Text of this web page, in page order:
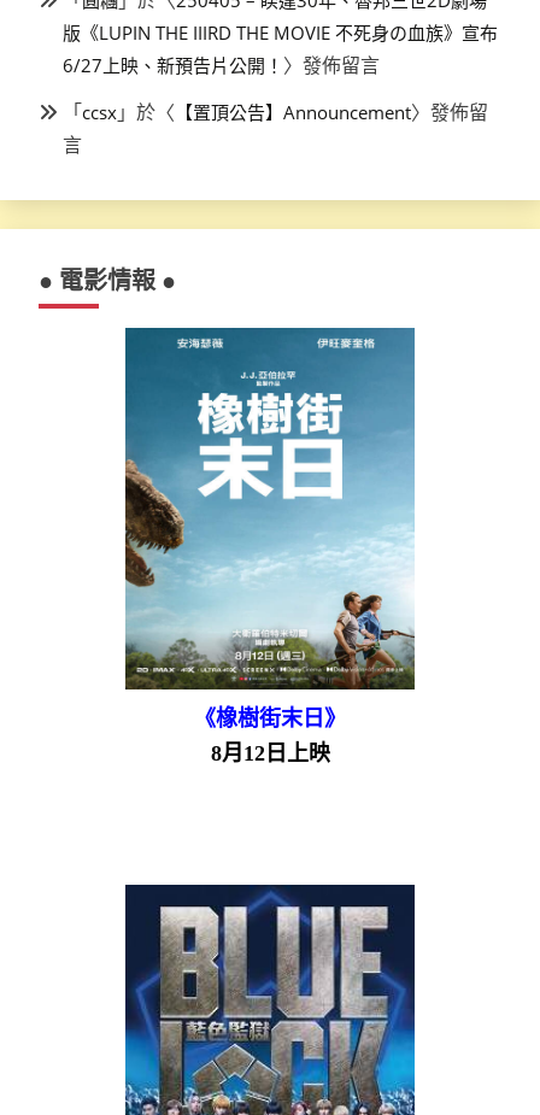
版《LUPIN THE IIIRD THE MOVIE 不死身の血族》宣布
6/27上映、新預告片公開！ 〉發佈留言
「ccsx 」於〈 【置頂公告】Announcement〉發佈留
言
● 電影情報 ●
《橡樹街末日》
8月12日上映